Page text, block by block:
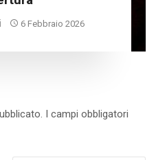
6 Febbraio 2026
I campi obbligatori